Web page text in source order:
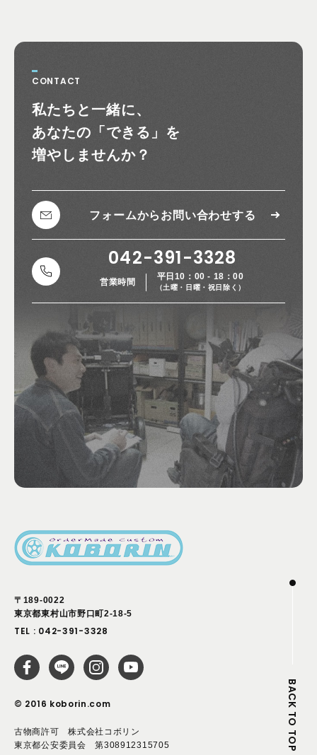
CONTACT
私たちと一緒に、
あなたの 「できる」を
増やしませんか？
フォームから お問い合わせする
042-391-3328
営業時間
平日10：00 - 18：00
（土曜・日曜・祝日除く）
〒189-0022
東京都東村山市野口町2-18-5
TEL : 042-391-3328
© 2016 koborin.com
古物商許可 株式会社コボリン
東京都公安委員会 第308912315705
BACK TO TOP